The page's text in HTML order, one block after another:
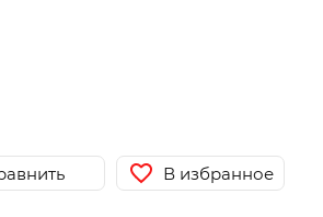
В избранное